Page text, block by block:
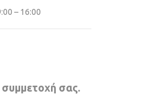
– 16:00
σας.